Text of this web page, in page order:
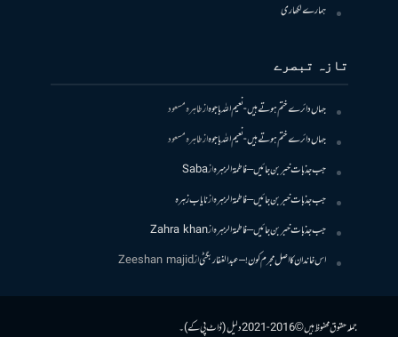
ہمارے لکھاری
تازہ تبصرے
جہاں دائرے ختم ہوتے ہیں- نعیم اللہ باجوہازطاہرہ مسعود
جہاں دائرے ختم ہوتے ہیں- نعیم اللہ باجوہازطاہرہ مسعود
جب جذبات خبر بن جائیں – فاطمۃالزہرہازSaba
جب جذبات خبر بن جائیں – فاطمۃالزہرہازنایاب زہرہ
جب جذبات خبر بن جائیں – فاطمۃالزہرہازZahra khan
اس خاندان کا اصل مجرم کون! – عبدالغفار بگٹیازZeeshan majid
جملہ حقوق محفوظ ہیں © 2016-2021 دلیل (ڈاٹ پی کے)۔